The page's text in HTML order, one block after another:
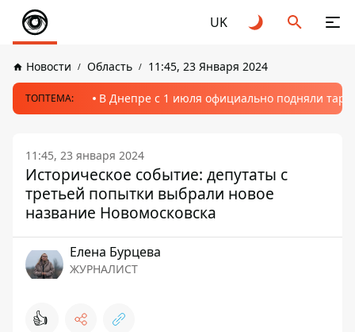
UK
Новости Область 11:45, 23 Января 2024
ТОПТЕМА: В Днепре с 1 июля официально подняли
11:45, 23 января 2024
Историческое событие: депутаты с
третьей попытки выбрали новое
название Новомосковска
Елена Бурцева
ЖУРНАЛИСТ
👍